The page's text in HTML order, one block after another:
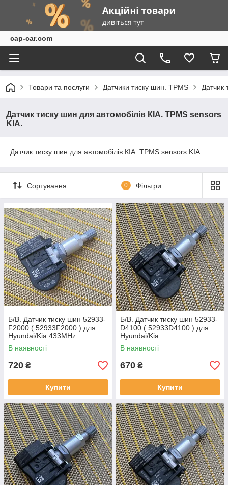
cap-car.com
Товари та послуги Датчики тиску шин. TPMS Датчик
Датчик тиску шин для автомобілів КІА. TPMS sensors
KIA.
Датчик тиску шин для автомобілів КІА. TPMS sensors KIA.
Сортування 0 Фільтри
Б/В. Датчик тиску шин 52933-
F2000 ( 52933F2000 ) для
Hyundai/Kia 433MHz.
В наявності
720 ₴
Купити
Б/В. Датчик тиску шин 52933-
D4100 ( 52933D4100 ) для
Hyundai/Kia
В наявності
670 ₴
Купити